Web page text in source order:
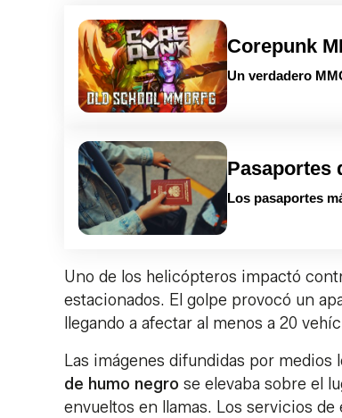
Corepunk
Un verdadero
Pasaportes
Los pasaportes
Uno de los helicópteros impactó
estacionados. El golpe provocó un
llegando a afectar al menos a 20
Las imágenes difundidas por medios
de humo negro se elevaba sobre el
envueltos en llamas. Los servicios